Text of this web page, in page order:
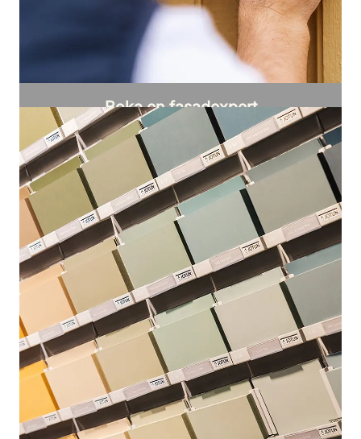
Boka en fasadexpert
Vi hjälper dig hur du ska ta hand om din
fasad